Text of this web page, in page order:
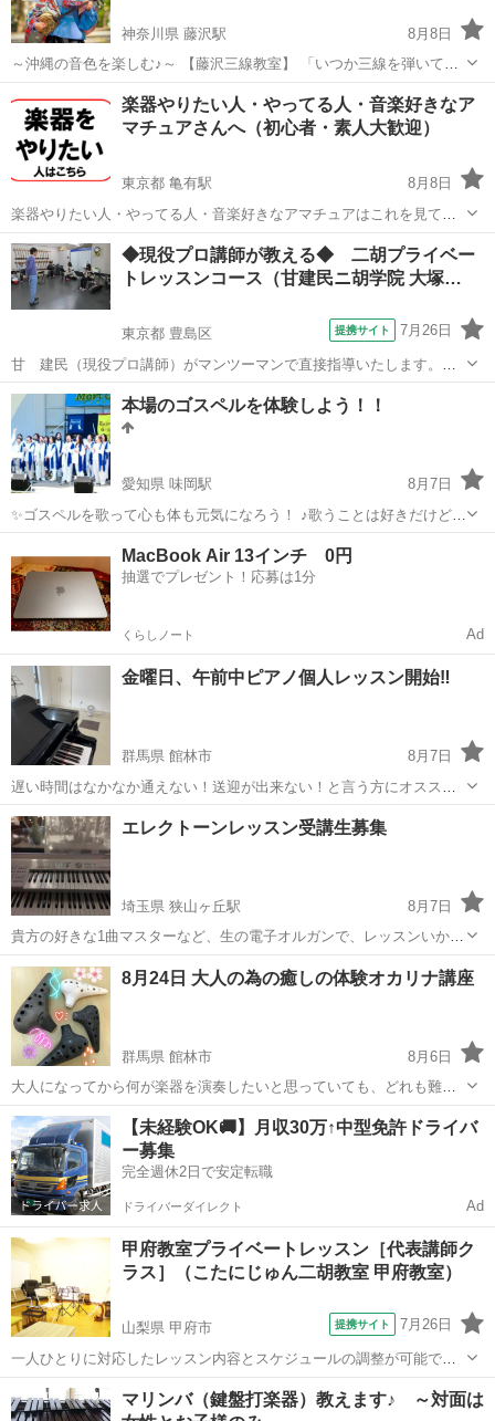
神奈川県 藤沢駅
8月8日
～沖縄の音色を楽しむ♪～ 【藤沢三線教室】 「いつか三線を弾いてみ
たかった」 そんな方のための・初心者大歓迎の三線教室です。 楽譜が
読めなくても大丈夫。 指の動かし方からゆっくり丁寧にお教えしま
す。...
藤沢市 藤沢駅 その他 三線
楽器やりたい人・やってる人・音楽好きなア
マチュアさんへ（初心者・素人大歓迎）
東京都 亀有駅
8月8日
楽器やりたい人・やってる人・音楽好きなアマチュアはこれを見て！
■ドラマーちゃーりーです。 僕は小規模イベントも主催しています。
さて、 ・楽器やりたい ・楽譜は読めない ・習う気はない ・昔ちょ
っ...
東京 葛飾区 亀有駅 その他 セッション
◆現役プロ講師が教える◆ 二胡プライベー
トレッスンコース（甘建民ニ胡学院 大塚…
東京都 豊島区 提携サイト 7月26日
甘 建民（現役プロ講師）がマンツーマンで直接指導いたします。ま
た、上達のスピードは格段と違い、自分でも実感できます。二胡を上
手に早くマスターしたい方に、ピッタリのコースです。 ●初級入学者
の方限り、入学初月から三か月以内で...
東京 豊島区 その他
本場のゴスペルを体験しよう！！
愛知県 味岡駅
8月7日
✨ゴスペルを歌って心も体も元気になろう！ ♪歌うことは好きだけど、
声に自信がない… ♪思いっきり声を出して歌いたい！ ♪もっと上手にな
りたい！ ♪大人数で歌ってみたい！ ♪何か初めてみたいきっかけを探し
てた！ などなど ...
MacBook Air 13インチ 0円
抽選でプレゼント！応募は1分
くらしノート Ad
金曜日、午前中ピアノ個人レッスン開始‼️
群馬県 館林市
8月7日
遅い時間はなかなか通えない！送迎が出来ない！と言う方にオスス
メ！ 幼稚園生や小学生低学年大人の方で早い時間にレッスンされたい
方におすすめ！ 一人一人に合わせた教材やレッスン進行！ ・*:..｡
o○☼*ﾟ・*:..｡o○...
群馬 館林市 その他
エレクトーンレッスン受講生募集
埼玉県 狭山ヶ丘駅
8月7日
貴方の好きな1曲マスターなど、生の電子オルガンで、レッスンいかが
ですか？ 初心者から可能です。ヤマハエレクトーングレード対策レッ
スン可能です。 オンラインレッスン対応！ 30分レッスン 2000円 講
師 音楽学校...
埼玉 所沢市 狭山ヶ丘駅 その他 エレクトーン
8月24日 大人の為の癒しの体験オカリナ講座
群馬県 館林市
8月6日
大人になってから何が楽器を演奏したいと思っていても、どれも難し
そう！そんな貴方にピッタリなのがオカリナ！！ 腹式呼吸を使うので
内蔵機能もUPし健康維持、認知症予防にも！！ ストレス発散しながら
オカリナの音色に癒されてリフ...
群馬 館林市 その他
【未経験OK🚚】月収30万↑中型免許ドライバ
ー募集
完全週休2日で安定転職
ドライバーダイレクト Ad
甲府教室プライベートレッスン［代表講師ク
ラス］（こたにじゅん二胡教室 甲府教室）
山梨県 甲府市 提携サイト 7月26日
一人ひとりに対応したレッスン内容とスケジュールの調整が可能で
す。 お仕事のご都合で時間の調整が難しい方や、演奏の上達を志し、
将来は演奏活動や二胡講師になることを目指している方におすすめで
山梨 甲府市 その他
マリンバ（鍵盤打楽器）教えます♪ ～対面は